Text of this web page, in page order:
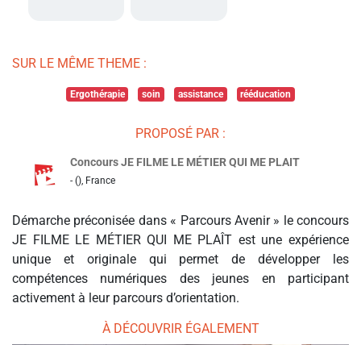
SUR LE MÊME THEME :
Ergothérapie soin assistance rééducation
PROPOSÉ PAR :
Concours JE FILME LE MÉTIER QUI ME PLAIT
- (), France
Démarche préconisée dans « Parcours Avenir » le concours
JE FILME LE MÉTIER QUI ME PLAÎT est une expérience
unique et originale qui permet de développer les
compétences numériques des jeunes en participant
activement à leur parcours d’orientation.
À DÉCOUVRIR ÉGALEMENT